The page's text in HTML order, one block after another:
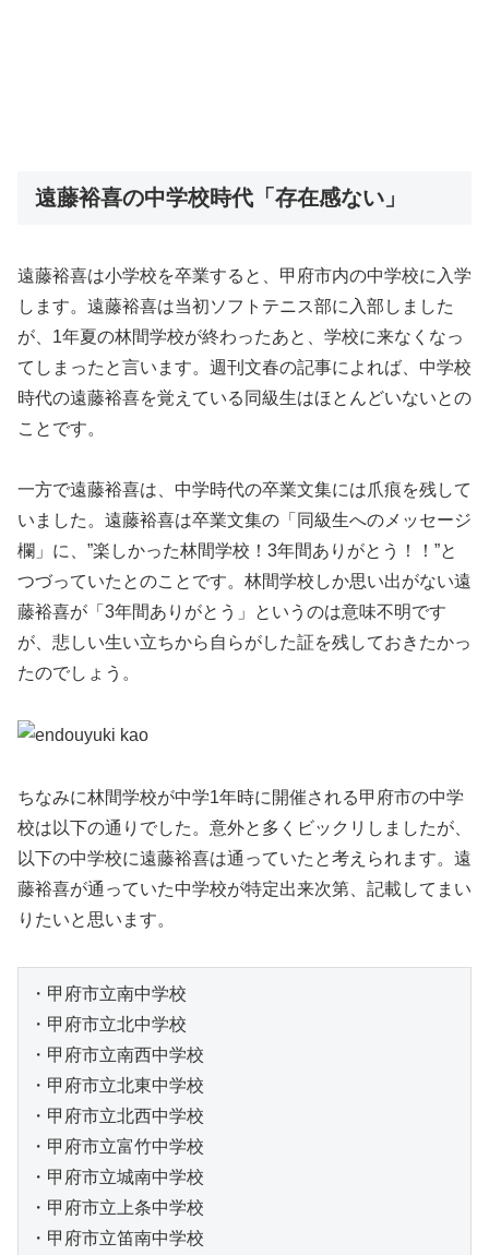
遠藤裕喜の中学校時代「存在感ない」
遠藤裕喜は小学校を卒業すると、甲府市内の中学校に入学
します。遠藤裕喜は当初ソフトテニス部に入部しました
が、1年夏の林間学校が終わったあと、学校に来なくなっ
てしまったと言います。週刊文春の記事によれば、中学校
時代の遠藤裕喜を覚えている同級生はほとんどいないとの
ことです。
一方で遠藤裕喜は、中学時代の卒業文集には爪痕を残して
いました。遠藤裕喜は卒業文集の「同級生へのメッセージ
欄」に、”楽しかった林間学校！3年間ありがとう！！”と
つづっていたとのことです。林間学校しか思い出がない遠
藤裕喜が「3年間ありがとう」というのは意味不明です
が、悲しい生い立ちから自らがした証を残しておきたかっ
たのでしょう。
ちなみに林間学校が中学1年時に開催される甲府市の中学
校は以下の通りでした。意外と多くビックリしましたが、
以下の中学校に遠藤裕喜は通っていたと考えられます。遠
藤裕喜が通っていた中学校が特定出来次第、記載してまい
りたいと思います。
・甲府市立南中学校
・甲府市立北中学校
・甲府市立南西中学校
・甲府市立北東中学校
・甲府市立北西中学校
・甲府市立富竹中学校
・甲府市立城南中学校
・甲府市立上条中学校
・甲府市立笛南中学校